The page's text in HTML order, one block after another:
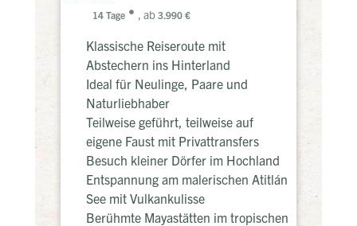
14 Tage , ab 3.990 €
Klassische Reiseroute mit
Abstechern ins Hinterland
Ideal für Neulinge, Paare und
Naturliebhaber
Teilweise geführt, teilweise auf
eigene Faust mit Privattransfers
Besuch kleiner Dörfer im Hochland
Entspannung am malerischen Atitlán
See mit Vulkankulisse
Berühmte Mayastätten im tropischen